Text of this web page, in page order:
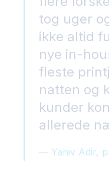
tog uger
ikke altid
nye in-
fleste
natten og
kunder
allerede
— Yaniv Adir,